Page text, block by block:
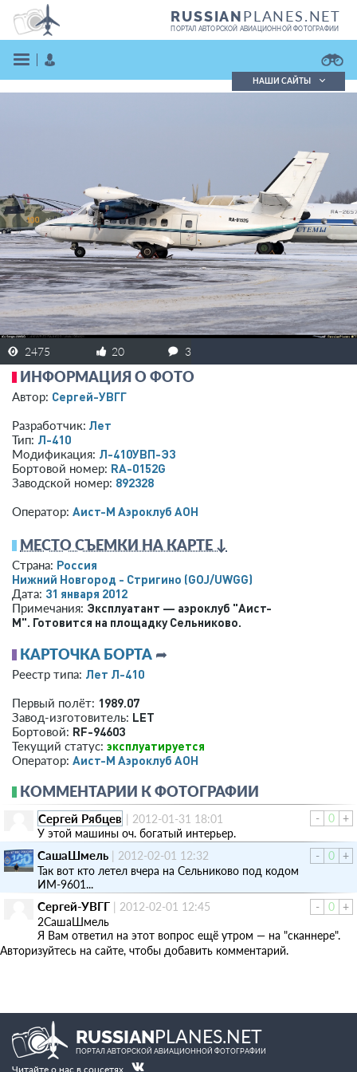
RUSSIANPLANES.NET
ПОРТАЛ АВТОРСКОЙ АВИАЦИОННОЙ ФОТОГРАФИИ
ЗАРЕГИСТРИРОВАТЬСЯ
НАШИ САЙТЫ
2475 20 3
ИНФОРМАЦИЯ О ФОТО
Автор: Сергей-УВГГ
Разработчик: Лет
Тип: Л-410
Модификация: Л-410УВП-Э3
Бортовой номер: RA-0152G
Заводской номер: 892328
Оператор: Аист-М Аэроклуб АОН
МЕСТО СЪЕМКИ НА КАРТЕ ↓
Страна: Россия
Нижний Новгород - Стригино (GOJ/UWGG)
Дата: 31 января 2012
Примечания: Эксплуатант — аэроклуб "Аист-
М". Готовится на площадку Сельниково.
КАРТОЧКА БОРТА ➦
Реестр типа: Лет Л-410
Первый полёт: 1989.07
Завод-изготовитель: LET
Бортовой: RF-94603
Текущий статус: эксплуатируется
Оператор: Аист-М Аэроклуб АОН
КОММЕНТАРИИ К ФОТОГРАФИИ
- 0 +
Сергей Рябцев | 2012-01-31 18:01
У этой машины оч. богатый интерьер.
-
0 +
СашаШмель | 2012-02-01 12:32
Так вот кто летел вчера на Сельниково под кодом
ИМ-9601...
-
0 +
Сергей-УВГГ | 2012-02-01 12:45
2СашаШмель
Я Вам ответил на этот вопрос ещё утром — на "сканнере".
Авторизуйтесь на сайте, чтобы добавить комментарий.
RUSSIANPLANES.NET
ПОРТАЛ АВТОРСКОЙ АВИАЦИОННОЙ ФОТОГРАФИИ
Читайте о нас в соцсетях